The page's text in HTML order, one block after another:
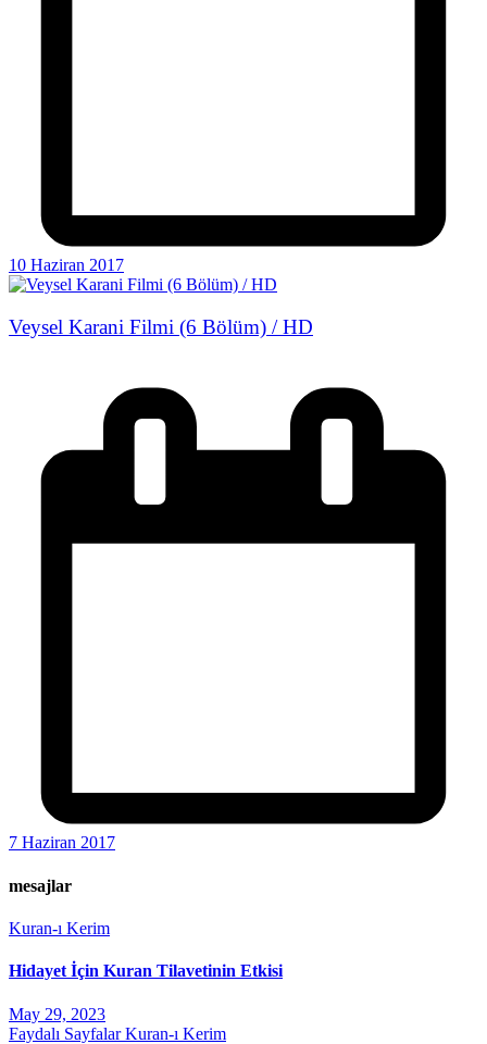
10 Haziran 2017
Veysel Karani Filmi (6 Bölüm) / HD
7 Haziran 2017
mesajlar
Kuran-ı Kerim
Hidayet İçin Kuran Tilavetinin Etkisi
May 29, 2023
Faydalı SayfalarKuran-ı Kerim